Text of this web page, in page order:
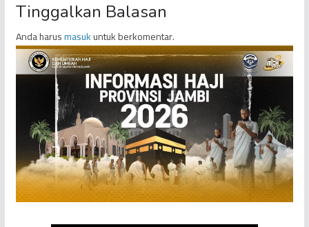
Tinggalkan Balasan
Anda harusmasukuntuk berkomentar.